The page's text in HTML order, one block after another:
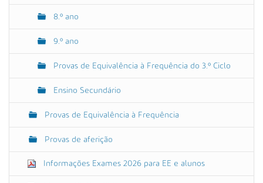
8.º ano
9.º ano
Provas de Equivalência à Frequência do 3.º Ciclo
Ensino Secundário
Provas de Equivalência à Frequência
Provas de aferição
Informações Exames 2026 para EE e alunos